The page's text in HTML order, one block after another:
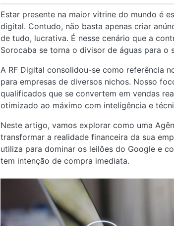
Estar presente na maior vitrine do mundo é
digital. Contudo, não basta apenas criar
de tudo, lucrativa. É nesse cenário que a
Sorocaba se torna o divisor de águas para o
A RF Digital consolidou-se como referência
para empresas de diversos nichos. Nosso
qualificados que se convertem em vendas
otimizado ao máximo com inteligência e
Neste artigo, vamos explorar como uma
transformar a realidade financeira da sua
utiliza para dominar os leilões do Google e
tem intenção de compra imediata.